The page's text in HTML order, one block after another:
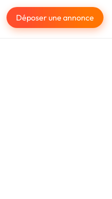
Déposer une annonce